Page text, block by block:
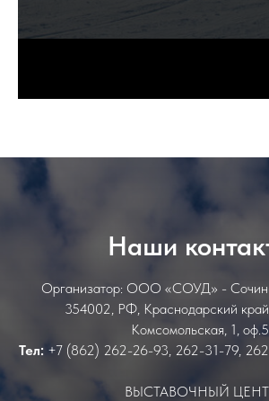
Наши
Организатор: ООО «СОУД» -
354002, РФ, Краснодарский
Комсомольская, 1,
Тел: +7 (862) 262-26-93, 262-31-79,
ВЫСТАВОЧНЫЙ